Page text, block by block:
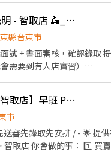
只缺早班｜🛵台東光明 - 智取店 🛵_時薪人員_蝦皮店到店
縣台東市
試 + 書面審核，確認錄取
需要到有人店實習）
近門市，跑點距離約 10 公
必須自備機車🛵
📌【上班班別＆排班說
時段內區間安排 ______
蝦皮🦐【台東漢中 - 智取店】早班 PT🍤｜有薪教育訓練 × 免輪班
市
審先錄取先安排 / - 🌟 提
智取店 你會做的事： 1️⃣ 買